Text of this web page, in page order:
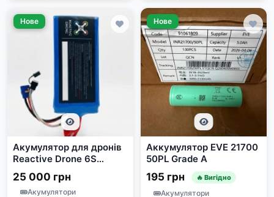
Нове
Акумулятор для дронів
Reactive Drone 6S
(22.2V / 22.8V, 25C)
Конфігурація: 6S (22.2V
/ LiHV 22.8V)
25 000 грн
Акумулятори
Нове
Аккумулятор EVE 21700
50PL Grade A
195 грн 🔥 Вигідно
Акумулятори